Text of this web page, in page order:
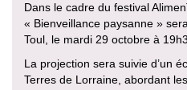
Dans le cadre du festival
« Bienveillance paysanne »
Toul, le mardi 29 octobre à
La projection sera suivie d’un
Terres de Lorraine, abordant